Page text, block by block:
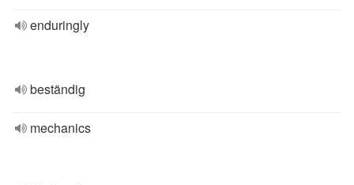
enduringly
beständig
mechanics